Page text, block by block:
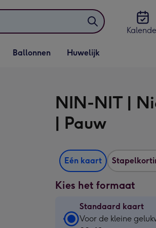
Vervolgkeuzelijst
Ballonnen openen
Ballonnen
Vervolgkeuzelijst
Huwelijk openen
Huwelijk
NIN-NIT |
| Pauw
Eén kaart
Kies het formaat
Standaard kaart
Standaard
Voor de kleine